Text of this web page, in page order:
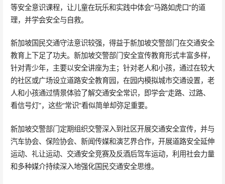
等安全意识课程，让儿童在玩乐和实践中体会“马路如虎口”的道
理，并学会安全与自救。
新加坡国民交通守法意识较强，得益于新加坡交警部门在交通安全
教育上下足了功夫。新加坡交警部门安全宣传教育形式丰富多样，
针对青少年，主要以安全讲座为主；针对老人和小孩，通过在较大
的社区或广场设立道路安全教育园，在园内模拟城市交通设置，老
人和小孩通过情景体验了解交通安全常识，即学会“走路、过路、
看信号灯”，这些“常识”看似简单却弥足重要。
新加坡交警部门定期组织交警深入到社区开展交通安全宣传，并与
汽车协会、保险协会、新闻传媒和演艺界合作，开展道路安全延伸
运动、礼让运动、交通安全竞赛及反酒后驾车运动，利用社会力量
和多种媒介持续深入地强化国民交通安全思维。